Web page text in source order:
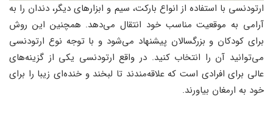
ارتودنسی با استفاده از انواع بارکت، سیم و ابزارهای دیگر، دندان را به
آرامی به موقعیت مناسب خود انتقال می‌دهد. همچنین این روش
برای کودکان و بزرگسالان پیشنهاد می‌شود و با توجه نوع ارتودنسی
می‌توانید آن را انتخاب کنید. در واقع ارتودنسی یکی از گزینه‌های
عالی برای افرادی است که علاقه‌مندند تا لبخند و خنده‌ای زیبا را برای
خود به ارمغان بیاورند.